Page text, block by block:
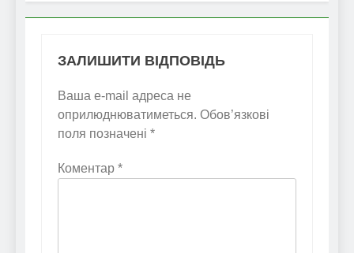
ЗАЛИШИТИ ВІДПОВІДЬ
Ваша e-mail адреса не
оприлюднюватиметься. Обов’язкові
поля позначені *
Коментар *